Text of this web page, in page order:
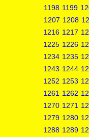
1198 1199
1207 1208
1216 1217
1225 1226
1234 1235
1243 1244
1252 1253
1261 1262
1270 1271
1279 1280
1288 1289